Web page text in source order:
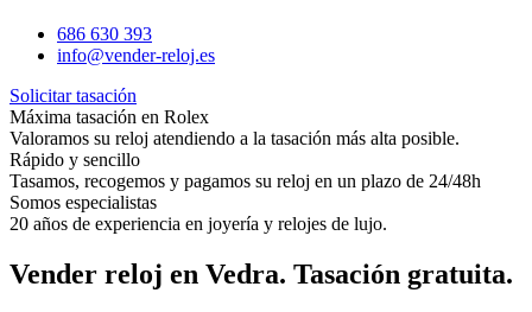
686 630 393
info@vender-reloj.es
Solicitar tasación
Máxima tasación en Rolex
Valoramos su reloj atendiendo a la tasación más alta posible.
Rápido y sencillo
Tasamos, recogemos y pagamos su reloj en un plazo de 24/48h
Somos especialistas
20 años de experiencia en joyería y relojes de lujo.
Vender reloj en Vedra. Tasación gratuita.